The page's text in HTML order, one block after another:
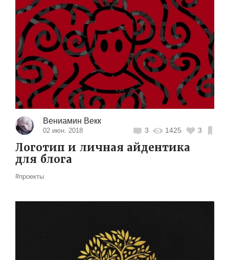
Вениамин Векк
02 июн. 2018 3 1425 3
Логотип и личная айдентика
для блога
#проекты